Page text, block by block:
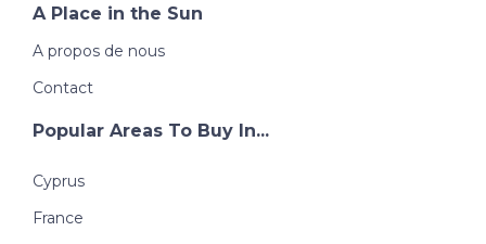
A Place in the Sun
A propos de nous
Contact
Popular Areas To Buy In...
Cyprus
France